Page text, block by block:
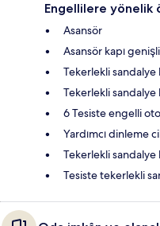
Engellilere yönelik
Asansör
Asansör kapı
Tekerlekli sandalye
Tekerlekli sandalye
6 Tesiste engelli
Yardımcı dinleme
Tekerlekli sandalye
Tesiste tekerlekli